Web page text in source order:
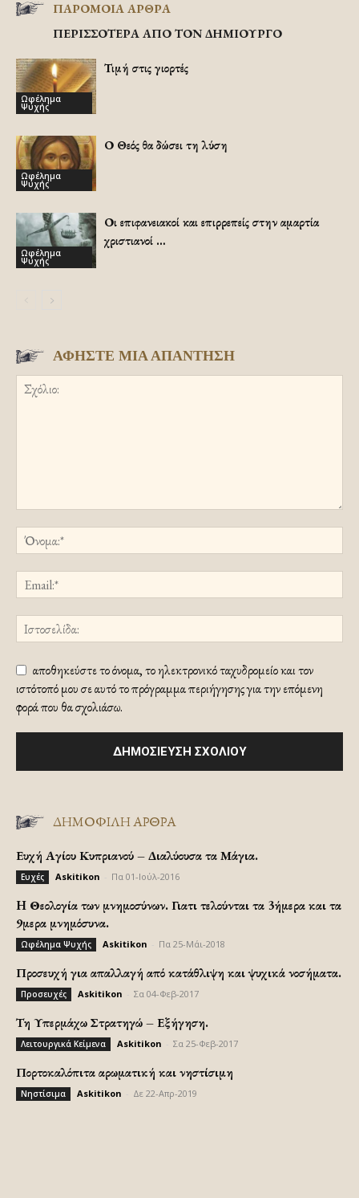
ΠΑΡΟΜΟΙΑ ΑΡΘΡΑ
ΠΕΡΙΣΣΟΤΕΡΑ ΑΠΟ ΤΟΝ ΔΗΜΙΟΥΡΓΟ
Ωφέλημα
Ψυχής
Τιμή στις γιορτές
Ωφέλημα
Ψυχής
Ο Θεός θα δώσει τη λύση
Ωφέλημα
Ψυχής
Οι επιφανειακοί και επιρρεπείς στην αμαρτία
χριστιανοί …
ΑΦΗΣΤΕ ΜΙΑ ΑΠΑΝΤΗΣΗ
αποθηκεύστε το όνομα, το ηλεκτρονικό ταχυδρομείο και τον
ιστότοπό μου σε αυτό το πρόγραμμα περιήγησης για την επόμενη
φορά που θα σχολιάσω.
ΔΗΜΟΦΙΛΗ ΑΡΘΡΑ
Ευχή Αγίου Κυπριανού – Διαλύουσα τα Μάγια.
Ευχές Askitikon Πα 01-Ιούλ-2016
H Θεολογία των μνημοσύνων. Γιατι τελούνται τα 3ήμερα και τα
9μερα μνημόσυνα.
Ωφέλημα Ψυχής Askitikon Πα 25-Μάι-2018
Προσευχή για απαλλαγή από κατάθλιψη και ψυχικά νοσήματα.
Προσευχές Askitikon Σα 04-Φεβ-2017
Τη Υπερμάχω Στρατηγώ – Εξήγηση.
Λειτουργικά Κείμενα Askitikon Σα 25-Φεβ-2017
Πορτοκαλόπιτα αρωματική και νηστίσιμη
Νηστίσιμα Askitikon Δε 22-Απρ-2019